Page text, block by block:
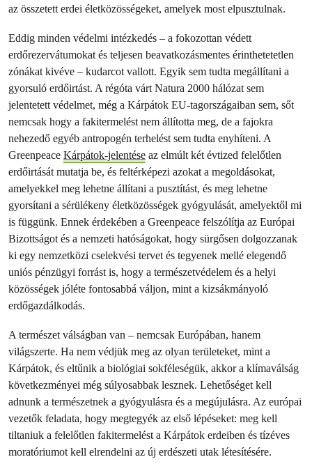
az összetett erdei életközösségeket, amelyek most elpusztulnak.
Eddig minden védelmi intézkedés – a fokozottan védett
erdőrezervátumokat és teljesen beavatkozásmentes érinthetetetlen
zónákat kivéve – kudarcot vallott. Egyik sem tudta megállítani a
gyorsuló erdőirtást. A régóta várt Natura 2000 hálózat sem
jelentetett védelmet, még a Kárpátok EU-tagországaiban sem, sőt
nemcsak hogy a fakitermelést nem állította meg, de a fajokra
nehezedő egyéb antropogén terhelést sem tudta enyhíteni. A
Greenpeace Kárpátok-jelentése az elmúlt két évtized felelőtlen
erdőirtását mutatja be, és feltérképezi azokat a megoldásokat,
amelyekkel meg lehetne állítani a pusztítást, és meg lehetne
gyorsítani a sérülékeny életközösségek gyógyulását, amelyektől mi
is függünk. Ennek érdekében a Greenpeace felszólítja az Európai
Bizottságot és a nemzeti hatóságokat, hogy sürgősen dolgozzanak
ki egy nemzetközi cselekvési tervet és tegyenek mellé elegendő
uniós pénzügyi forrást is, hogy a természetvédelem és a helyi
közösségek jóléte fontosabbá váljon, mint a kizsákmányoló
erdőgazdálkodás.
A természet válságban van – nemcsak Európában, hanem
világszerte. Ha nem védjük meg az olyan területeket, mint a
Kárpátok, és eltűnik a biológiai sokféleségük, akkor a klímaválság
következményei még súlyosabbak lesznek. Lehetőséget kell
adnunk a természetnek a gyógyulásra és a megújulásra. Az európai
vezetők feladata, hogy megtegyék az első lépéseket: meg kell
tiltaniuk a felelőtlen fakitermelést a Kárpátok erdeiben és tízéves
moratóriumot kell elrendelni az új erdészeti utak létesítésére.